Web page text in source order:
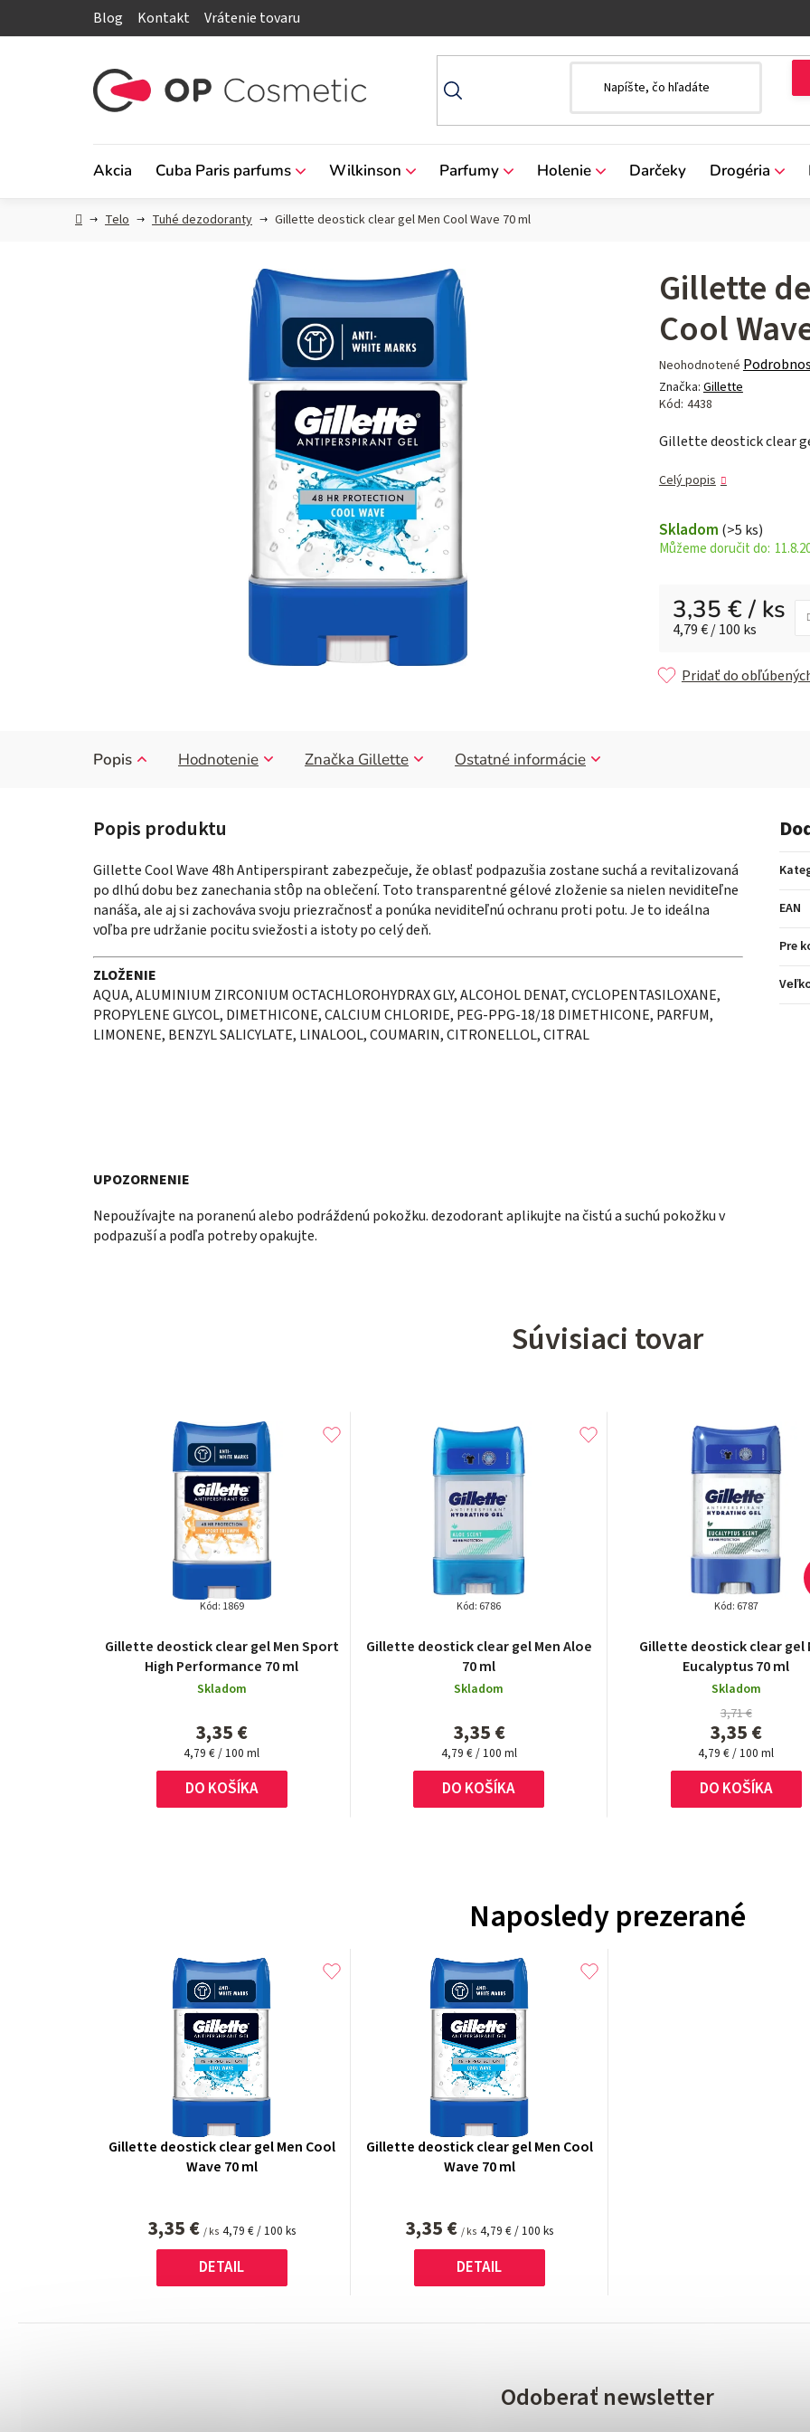
Blog Kontakt Vrátenie tovaru
Akcia Cuba Paris parfums Wilkinson Parfumy Holenie Darčeky Drogéria
DomovTelo Tuhé dezodoranty Gillette deostick clear gel Men Cool Wave 70 ml
Gillette
Cool
Priemerné
hodnotenie
produktu
0,0
hviezdičiek.
Neohodnotené
Značka: Gillette
Kód: 4438
Gillette deostick clear
Celý popis
Skladom (>5 ks)
3,35 €/ ks
Jednotková cena:
4,79 € / 100 ks
Pridať do
Popis Hodnotenie Značka Gillette Ostatné informácie
Gillette Cool Wave 48h Antiperspirant zabezpečuje, že oblasť podpazušia zostane suchá a revitalizovaná
po dlhú dobu bez zanechania stôp na oblečení. Toto transparentné gélové zloženie sa nielen neviditeľne
nanáša, ale aj si zachováva svoju priezračnosť a ponúka neviditeľnú ochranu proti potu. Je to ideálna
voľba pre udržanie pocitu sviežosti a istoty po celý deň.
ZLOŽENIE
AQUA, ALUMINIUM ZIRCONIUM OCTACHLOROHYDRAX GLY, ALCOHOL DENAT, CYCLOPENTASILOXANE,
PROPYLENE GLYCOL, DIMETHICONE, CALCIUM CHLORIDE, PEG-PPG-18/18 DIMETHICONE, PARFUM,
LIMONENE, BENZYL SALICYLATE, LINALOOL, COUMARIN, CITRONELLOL, CITRAL
UPOZORNENIE
Nepoužívajte na poranenú alebo podráždenú pokožku. dezodorant aplikujte na čistú a suchú pokožku v
podpazuší a podľa potreby opakujte.
EAN
Pre
Súvisiaci tovar
Gillette deostick clear gel Men Sport
High Performance 70 ml
Skladom
3,35 €
Jednotková
cena:
4,79 € / 100 ml
DO KOŠÍKA
Kód: 1869
Gillette deostick clear gel Men Aloe
70 ml
Skladom
3,35 €
Jednotková
cena:
4,79 € / 100 ml
DO KOŠÍKA
Kód: 6786
Gillette deostick clear gel
Eucalyptus 70 ml
Skladom
3,71 €
3,35 €
Jednotková
cena:
4,79 € / 100 ml
DO KOŠÍKA
Kód: 6787
Naposledy prezerané
Gillette deostick clear gel Men Cool
Wave 70 ml
3,35 € / ks Jednotková
cena:
4,79 € / 100 ks
DETAIL
Gillette deostick clear gel Men Cool
Wave 70 ml
3,35 € / ks Jednotková
cena:
4,79 € / 100 ks
DETAIL
Odoberať newsletter